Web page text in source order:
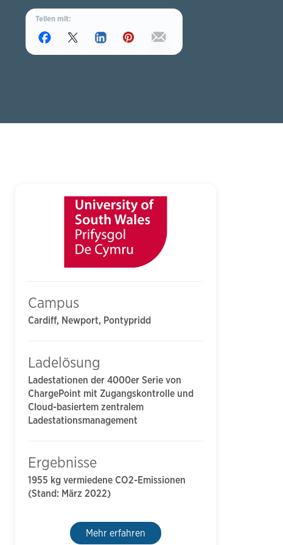
Teilen mit:
Campus
Cardiff, Newport, Pontypridd
Ladelösung
Ladestationen der 4000er Serie von
ChargePoint mit Zugangskontrolle und
Cloud-basiertem zentralem
Ladestationsmanagement
Ergebnisse
1955 kg vermiedene CO2-Emissionen
(Stand: März 2022)
Mehr erfahren